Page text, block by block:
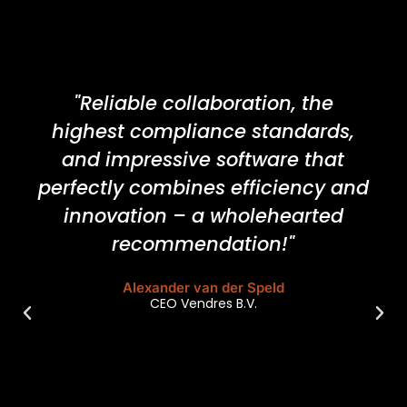
"Reliable collaboration, the
highest compliance standards,
and impressive software that
perfectly combines efficiency and
innovation – a wholehearted
recommendation!"
Alexander van der Speld
CEO Vendres B.V.